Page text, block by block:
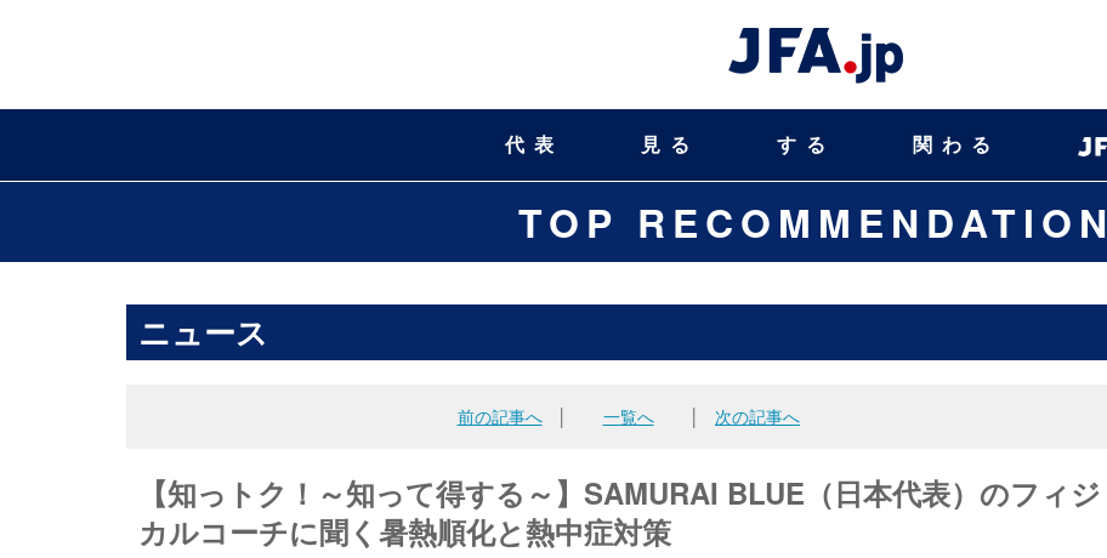
代表 見る する 関わる
TOP RECOMMENDATION
ニュース
前の記事へ│ 一覧へ 次の記事へ
【知っトク！～知って得する～】SAMURAI BLUE（日本代表）のフィジ
カルコーチに聞く暑熱順化と熱中症対策